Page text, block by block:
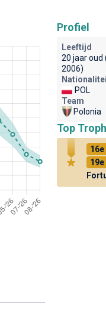
Profiel
Leeftijd
20 jaar oud
2006)
POL
Team
Polonia
Top
16e
19e